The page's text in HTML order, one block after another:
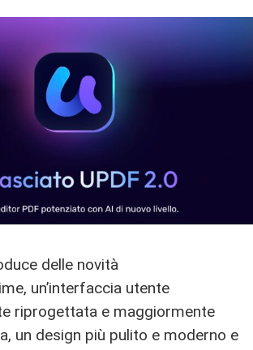
delle novità
un’interfaccia utente
riprogettata e maggiormente
un design più pulito e moderno e